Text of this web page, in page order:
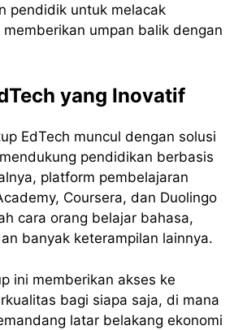
pendidik untuk melacak
umpan balik dengan
yang Inovatif
EdTech muncul dengan solusi
pendidikan berbasis
platform pembelajaran
Coursera, dan Duolingo
cara orang belajar bahasa,
banyak keterampilan lainnya.
ini memberikan akses ke
bagi siapa saja, di mana
latar belakang ekonomi